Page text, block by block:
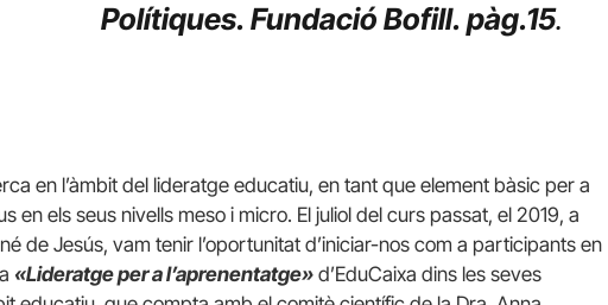
Polítiques. Fundació Bofill. pàg.15.
en l’àmbit del lideratge educatiu, en tant que element bàsic per a
en els seus nivells meso i micro. El juliol del curs passat, el 2019, a
de Jesús, vam tenir l’oportunitat d’iniciar-nos com a participants en
«Lideratge per a l’aprenentatge» d’EduCaixa dins les seves